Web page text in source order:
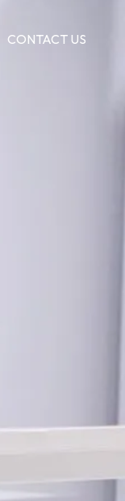
CONTACT US